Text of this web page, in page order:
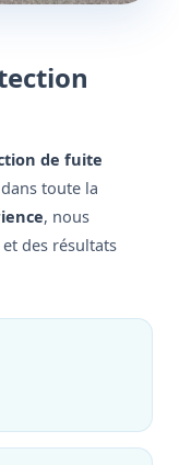
de fuite
toute la
, nous
des résultats